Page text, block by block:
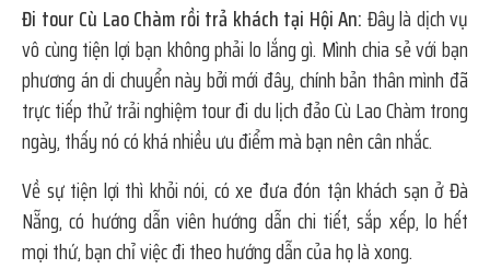
Đi tour Cù Lao Chàm rồi trả khách tại Hội An: Đây là dịch vụ
vô cùng tiện lợi bạn không phải lo lắng gì. Mình chia sẻ với bạn
phương án di chuyển này bởi mới đây, chính bản thân mình đã
trực tiếp thử trải nghiệm tour đi du lịch đảo Cù Lao Chàm trong
ngày, thấy nó có khá nhiều ưu điểm mà bạn nên cân nhắc.
Về sự tiện lợi thì khỏi nói, có xe đưa đón tận khách sạn ở Đà
Nẵng, có hướng dẫn viên hướng dẫn chi tiết, sắp xếp, lo hết
mọi thứ, bạn chỉ việc đi theo hướng dẫn của họ là xong.